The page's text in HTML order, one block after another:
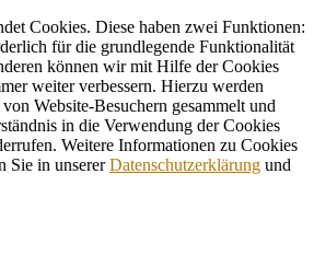
Cookies. Diese haben zwei Funktionen:
für die grundlegende Funktionalität
können wir mit Hilfe der Cookies
weiter verbessern. Hierzu werden
Website-Besuchern gesammelt und
in die Verwendung der Cookies
Weitere Informationen zu Cookies
Sie in unsererDatenschutzerklärung und